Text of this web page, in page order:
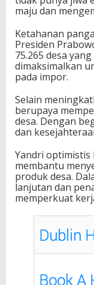
maju dan
Ketahanan
Presiden
75.265 desa
dimaksimalkan
pada impor.
Selain
berupaya
desa. Dengan
dan
Yandri optimistis
membantu
produk desa.
lanjutan dan
memperkuat